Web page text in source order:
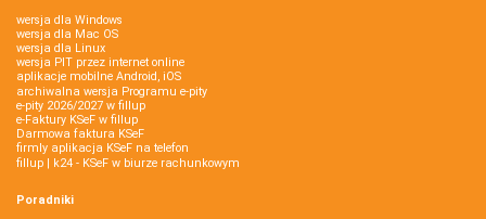
wersja dla Windows
wersja dla Mac OS
wersja dla Linux
wersja PIT przez internet online
aplikacje mobilne Android, iOS
archiwalna wersja Programu e-pity
e-pity 2026/2027 w fillup
e‑Faktury KSeF w fillup
Darmowa faktura KSeF
firmly aplikacja KSeF na telefon
fillup | k24 - KSeF w biurze rachunkowym
Poradniki